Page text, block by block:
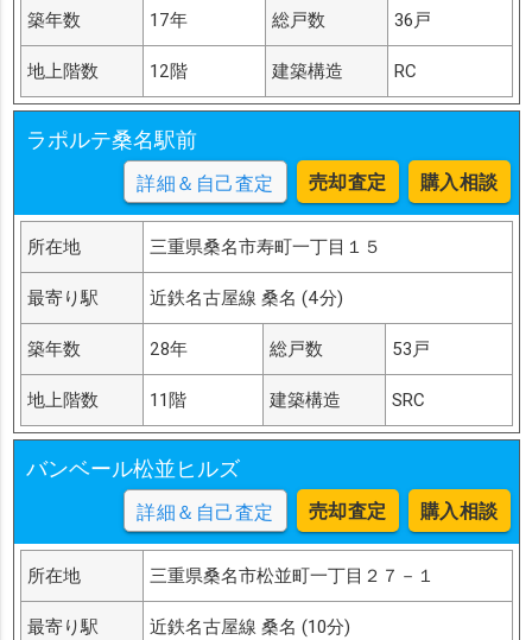
築年数 17年 総戸数 36戸
地上階数 12階 建築構造 RC
ラポルテ桑名駅前
詳細＆自己査定 売却査定 購入相談
所在地 三重県桑名市寿町一丁目１５
最寄り駅 近鉄名古屋線 桑名 (4分)
築年数 28年 総戸数 53戸
地上階数 11階 建築構造 SRC
バンベール松並ヒルズ
詳細＆自己査定 売却査定 購入相談
所在地 三重県桑名市松並町一丁目２７－１
最寄り駅 近鉄名古屋線 桑名 (10分)